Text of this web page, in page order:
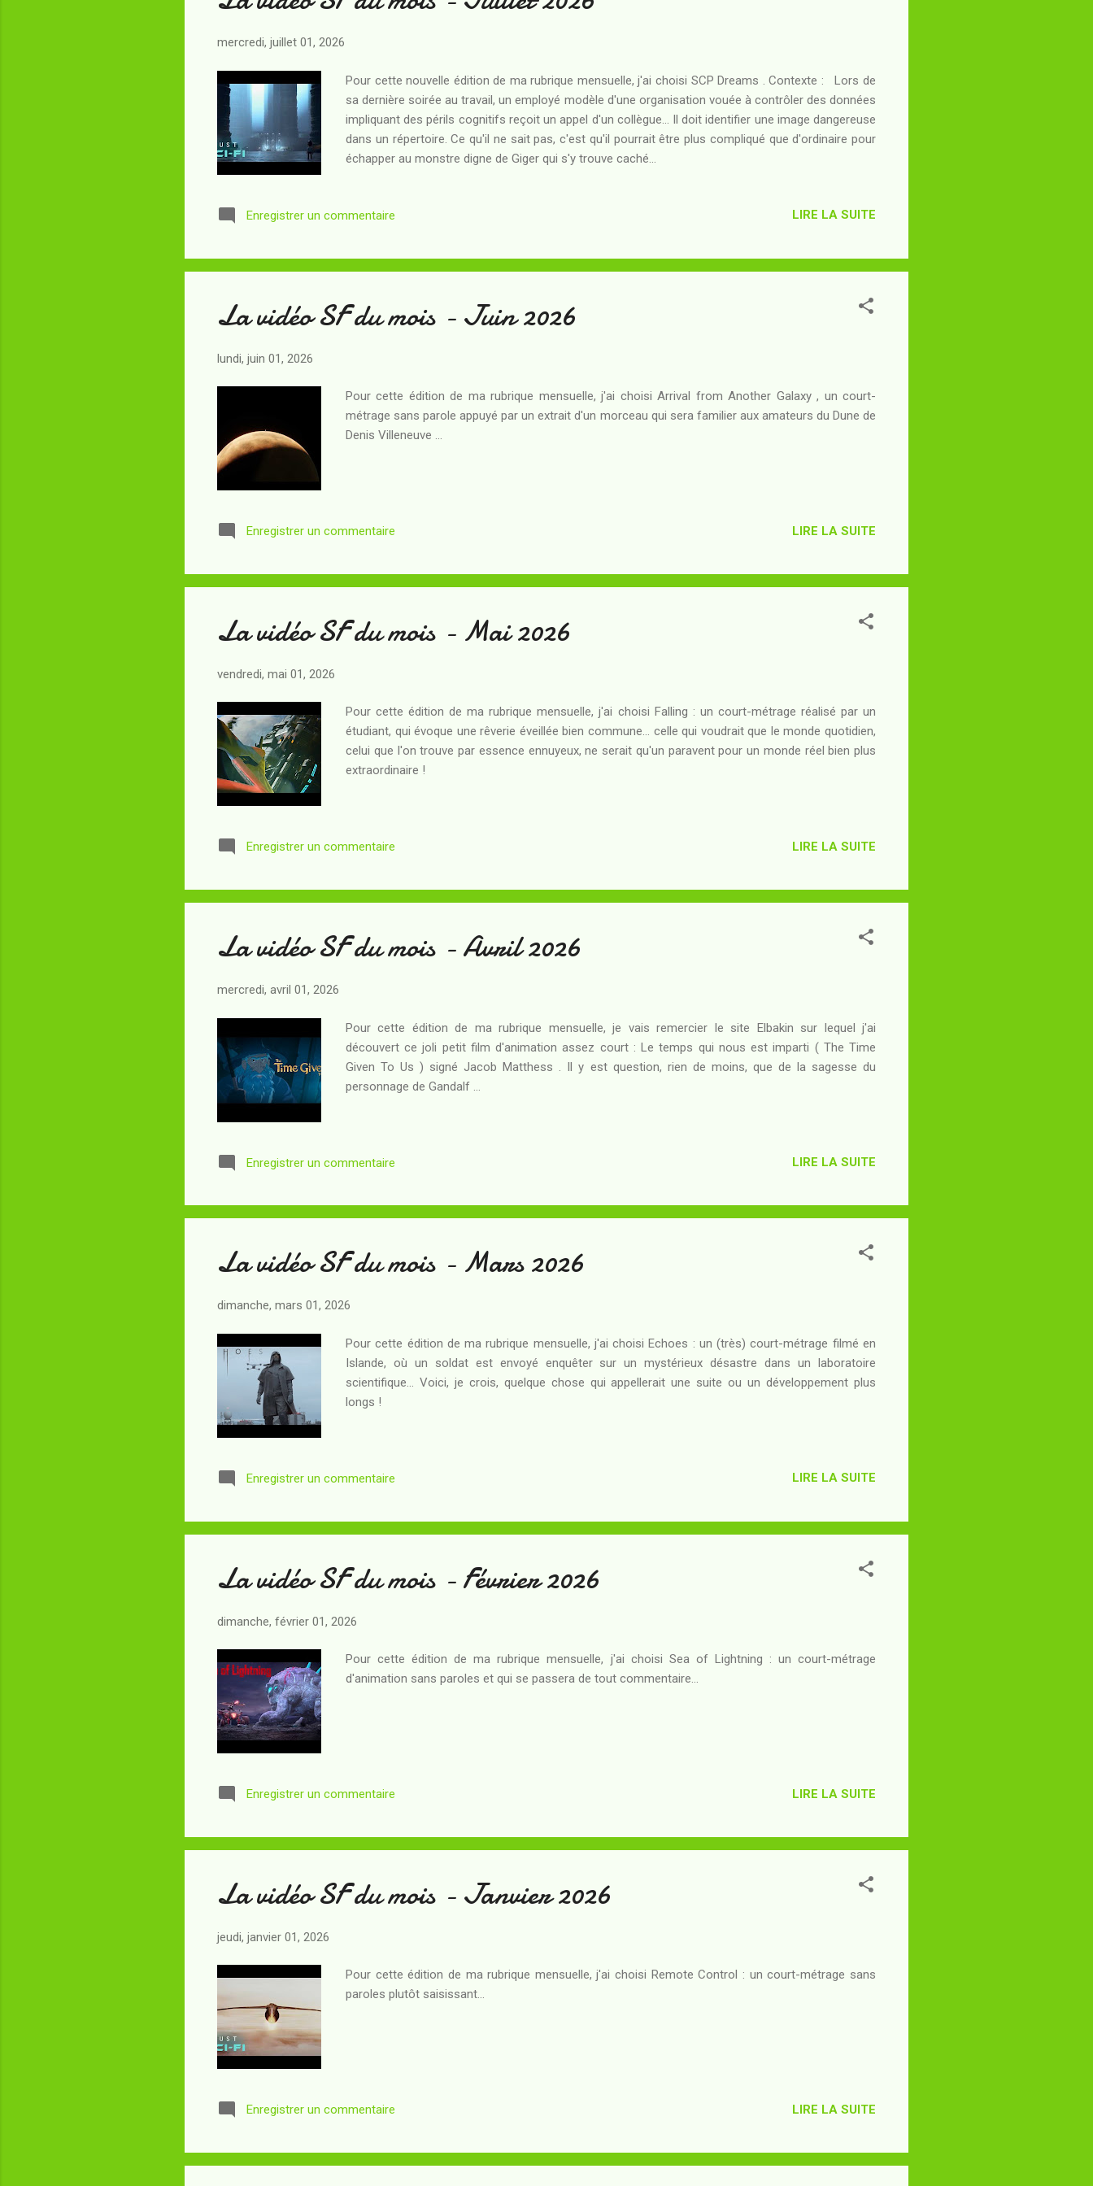
mercredi, juillet 01, 2026
Pour cette nouvelle édition de ma rubrique mensuelle, j'ai choisi SCP Dreams . Contexte : Lors de
sa dernière soirée au travail, un employé modèle d'une organisation vouée à contrôler des données
impliquant des périls cognitifs reçoit un appel d'un collègue... Il doit identifier une image dangereuse
dans un répertoire. Ce qu'il ne sait pas, c'est qu'il pourrait être plus compliqué que d'ordinaire pour
échapper au monstre digne de Giger qui s'y trouve caché...
Enregistrer un commentaire LIRE LA SUITE
La vidéo SF du mois - Juin 2026
lundi, juin 01, 2026
Pour cette édition de ma rubrique mensuelle, j'ai choisi Arrival from Another Galaxy , un court-
métrage sans parole appuyé par un extrait d'un morceau qui sera familier aux amateurs du Dune de
Denis Villeneuve ...
Enregistrer un commentaire LIRE LA SUITE
La vidéo SF du mois - Mai 2026
vendredi, mai 01, 2026
Pour cette édition de ma rubrique mensuelle, j'ai choisi Falling : un court-métrage réalisé par un
étudiant, qui évoque une rêverie éveillée bien commune... celle qui voudrait que le monde quotidien,
celui que l'on trouve par essence ennuyeux, ne serait qu'un paravent pour un monde réel bien plus
extraordinaire !
Enregistrer un commentaire LIRE LA SUITE
La vidéo SF du mois - Avril 2026
mercredi, avril 01, 2026
Pour cette édition de ma rubrique mensuelle, je vais remercier le site Elbakin sur lequel j'ai
découvert ce joli petit film d'animation assez court : Le temps qui nous est imparti ( The Time
Given To Us ) signé Jacob Matthess . Il y est question, rien de moins, que de la sagesse du
personnage de Gandalf ...
Enregistrer un commentaire LIRE LA SUITE
La vidéo SF du mois - Mars 2026
dimanche, mars 01, 2026
Pour cette édition de ma rubrique mensuelle, j'ai choisi Echoes : un (très) court-métrage filmé en
Islande, où un soldat est envoyé enquêter sur un mystérieux désastre dans un laboratoire
scientifique... Voici, je crois, quelque chose qui appellerait une suite ou un développement plus
longs !
Enregistrer un commentaire LIRE LA SUITE
La vidéo SF du mois - Février 2026
dimanche, février 01, 2026
Pour cette édition de ma rubrique mensuelle, j'ai choisi Sea of Lightning : un court-métrage
d'animation sans paroles et qui se passera de tout commentaire...
Enregistrer un commentaire LIRE LA SUITE
La vidéo SF du mois - Janvier 2026
jeudi, janvier 01, 2026
Pour cette édition de ma rubrique mensuelle, j'ai choisi Remote Control : un court-métrage sans
paroles plutôt saisissant...
Enregistrer un commentaire LIRE LA SUITE